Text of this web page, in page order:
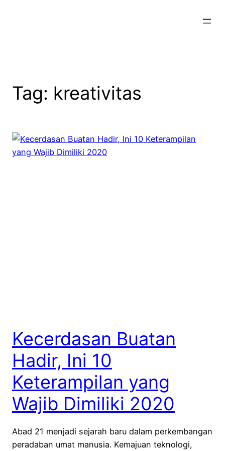
Tag: kreativitas
Kecerdasan Buatan
Hadir, Ini 10
Keterampilan yang
Wajib Dimiliki 2020
Abad 21 menjadi sejarah baru dalam perkembangan
peradaban umat manusia. Kemajuan teknologi,